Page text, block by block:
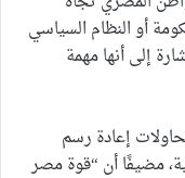
أو النظام السياسي
إلى أنها مهمة
إعادة رسم
مضيفًا أن “قوة مصر